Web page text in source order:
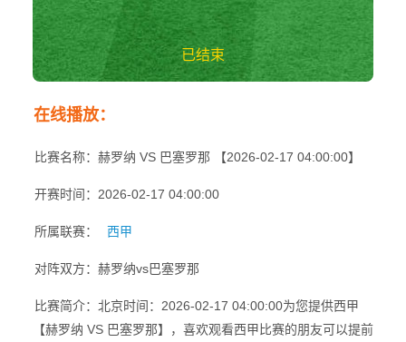
已结束
在线播放：
比赛名称：赫罗纳 VS 巴塞罗那 【2026-02-17 04:00:00】
开赛时间：2026-02-17 04:00:00
所属联赛： 西甲
对阵双方：赫罗纳vs巴塞罗那
比赛简介：北京时间：2026-02-17 04:00:00为您提供西甲
【赫罗纳 VS 巴塞罗那】，喜欢观看西甲比赛的朋友可以提前